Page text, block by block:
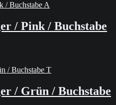
/ Pink / Buchstabe
/ Grün / Buchstabe